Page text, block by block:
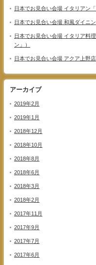
日本でお見合い会場 イタリアン
日本でお見合い会場 和風ダイニ
日本でお見合い会場 イタリア料
ン」）
日本でお見合い会場 アクア上野店
アーカイブ
2019年2月
2019年1月
2018年12月
2018年10月
2018年8月
2018年6月
2018年3月
2018年2月
2017年11月
2017年9月
2017年7月
2017年6月